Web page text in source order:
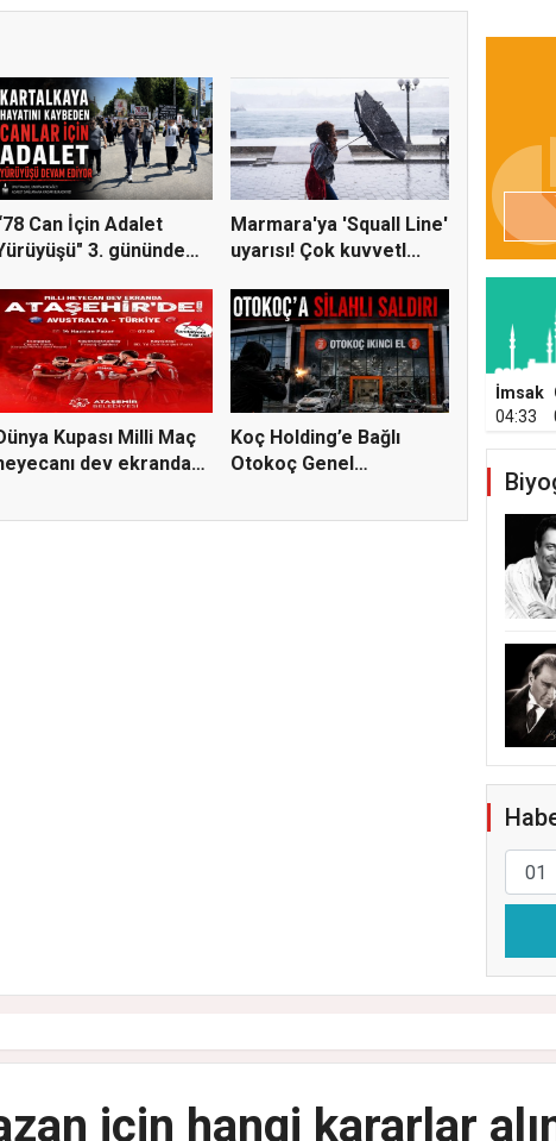
Can İçin Adalet
3. gününde
Marmara'ya 'Squall Line'
uyarısı! Çok kuvvetl...
Kupası Milli Maç
dev ekranda
Koç Holding’e Bağlı
Otokoç Genel
İmsak
04:33
için hangi kararlar